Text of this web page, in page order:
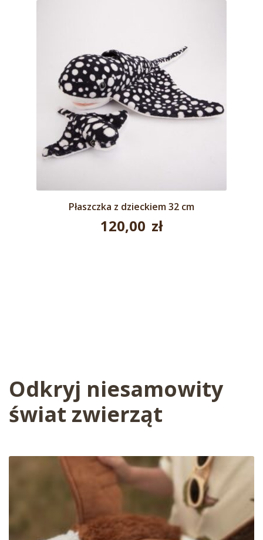
Płaszczka z dzieckiem 32 cm
120,00 zł
Odkryj niesamowity
świat zwierząt